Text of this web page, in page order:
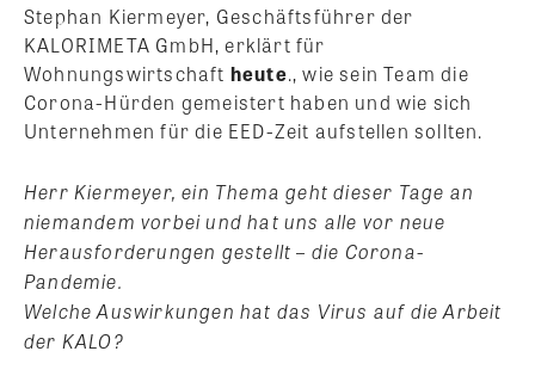
Stephan Kiermeyer, Geschäftsführer der
KALORIMETA GmbH, erklärt für
Wohnungswirtschaft heute., wie sein Team die
Corona-Hürden gemeistert haben und wie sich
Unternehmen für die EED-Zeit aufstellen sollten.
Herr Kiermeyer, ein Thema geht dieser Tage an
niemandem vorbei und hat uns alle vor neue
Herausforderungen gestellt – die Corona-
Pandemie.
Welche Auswirkungen hat das Virus auf die Arbeit
der KALO?